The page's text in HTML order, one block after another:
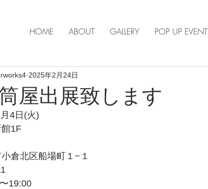
HOME ABOUT GALLERY POP UP EVENT
屋出展致します
2025年2月24日
4日(火)
1F
倉北区船場町１−１
19:00